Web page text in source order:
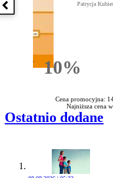
Poprzednia książka
10%Rabatu
Patrycja
Cena promocyjna:
Najniższa cena
Ostatnio dodane